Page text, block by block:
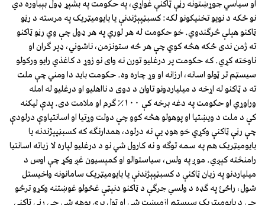
او سياسي جوړښتونه رڼې ټاکنې غواړي، په حکومت په بشپړ ډول بېباوره دي
نو ځکه د نويو تخنيکونو لکه: کسبڼپېژندنې يا بايوميټريک په مرسته د رڼو
ټاکنو هېلې څرګندوي. خو حکومت له هر لوري په هر ډول چې وي رڼو ټاکنو
ته ژمن ندى ځکه هڅه کوي چې هر څه ستونزمن، ناشوني، ډېر ګران او
ناوخته کړي. که حکومت پر درغليو تورن نه واى نو زوړ د کاغذي رايو ورکولو
سيسټم تر ټولو اسانه، ارزانه او وړ چاره وه. حکومت بايد دا ومني چې ملت
ته د ټاکنو له اړخه د ميلياردونو تاوان د دوى د نااهليو او درغليو له امله
وراوړي او حکومت په دغه برخه کې ١٠٠٪ ګرم او ملامت دى. پدې ليکنه
کې د ملت د ويښتيا او پوهولو هڅه کوو چې دولت وړتيا او اسانتياوې درلودې
چې رڼې ټاکنې وکړي خو هوډ يې نه درلود، همدارنګه که کسبڼپېژندنه يا
بايوميټريک هم په سمه توګه و نه کارول شي نو د درغليو لپاره لا زياته اسانتيا
رامنځته کېږي. موږ په ولس، سياستوالو او کمېسيون غږ وکړ چې اوس د
ميلياردنو په زيان ټاکنې د کسبڼپېژندنې يا بايوميټريک سامانونه واخيستل
شول، راځئ په ګډه د ولسي جرګې د ټاکنو دنېټې غځولو غوښتنه وکړو ترڅو